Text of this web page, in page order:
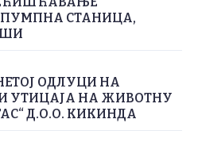
СТАНИЦА,
ОДЛУЦИ НА
УТИЦАЈА НА ЖИВОТНУ
Д.О.О. КИКИНДА